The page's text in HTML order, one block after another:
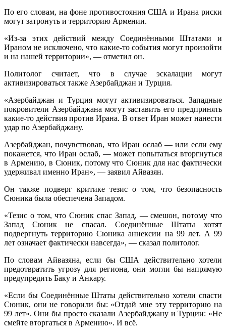
По его словам, на фоне противостояния США и Ирана риски
могут затронуть и территорию Армении.
«Из-за этих действий между Соединёнными Штатами и
Ираном не исключено, что какие-то события могут произойти
и на нашей территории», — отметил он.
Политолог считает, что в случае эскалации могут
активизироваться также Азербайджан и Турция.
«Азербайджан и Турция могут активизироваться. Западные
покровители Азербайджана могут заставить его предпринять
какие-то действия против Ирана. В ответ Иран может нанести
удар по Азербайджану.
Азербайджан, почувствовав, что Иран ослаб — или если ему
покажется, что Иран ослаб, — может попытаться вторгнуться
в Армению, в Сюник, потому что Сюник для нас фактически
удерживал именно Иран», — заявил Айвазян.
Он также подверг критике тезис о том, что безопасность
Сюника была обеспечена Западом.
«Тезис о том, что Сюник спас Запад, — смешон, потому что
Запад Сюник не спасал. Соединённые Штаты хотят
подвергнуть территорию Сюника аннексии на 99 лет. А 99
лет означает фактически навсегда», — сказал политолог.
По словам Айвазяна, если бы США действительно хотели
предотвратить угрозу для региона, они могли бы напрямую
предупредить Баку и Анкару.
«Если бы Соединённые Штаты действительно хотели спасти
Сюник, они не говорили бы: «Отдай мне эту территорию на
99 лет». Они бы просто сказали Азербайджану и Турции: «Не
смейте вторгаться в Армению». И всё.